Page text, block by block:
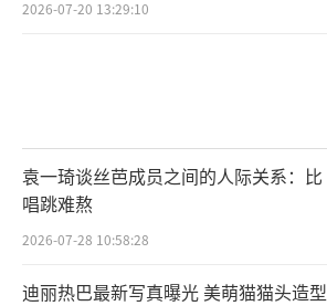
2026-07-20 13:29:10
袁一琦谈丝芭成员之间的人际关系：比
唱跳难熬
2026-07-28 10:58:28
迪丽热巴最新写真曝光 美萌猫猫头造型